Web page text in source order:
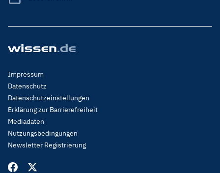
Footer
Menu
Legal
Impressum
Datenschutz
Datenschutzeinstellungen
Erklärung zur Barrierefreiheit
Mediadaten
Nutzungsbedingungen
Newsletter Registrierung